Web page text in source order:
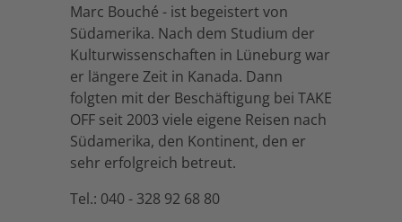
Marc Bouché - ist begeistert von
Südamerika. Nach dem Studium der
Kulturwissenschaften in Lüneburg war
er längere Zeit in Kanada. Dann
folgten mit der Beschäftigung bei TAKE
OFF seit 2003 viele eigene Reisen nach
Südamerika, den Kontinent, den er
sehr erfolgreich betreut.
Tel.: 040 - 328 92 68 80